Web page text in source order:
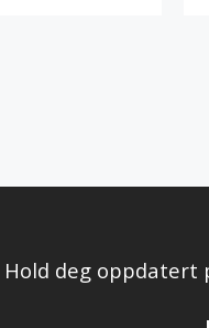
Hold deg oppdatert